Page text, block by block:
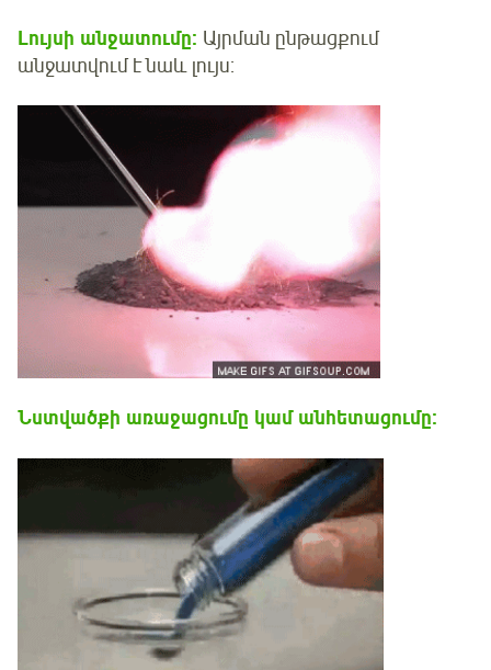
Լույսի անջատումը: Այրման ընթացքում
անջատվում է նաև լույս:
Նստվածքի առաջացումը կամ անհետացումը: